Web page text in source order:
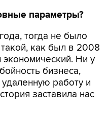
параметры?
тогда не было
как был в 2008
Ни у
бизнеса,
работу и
заставила нас